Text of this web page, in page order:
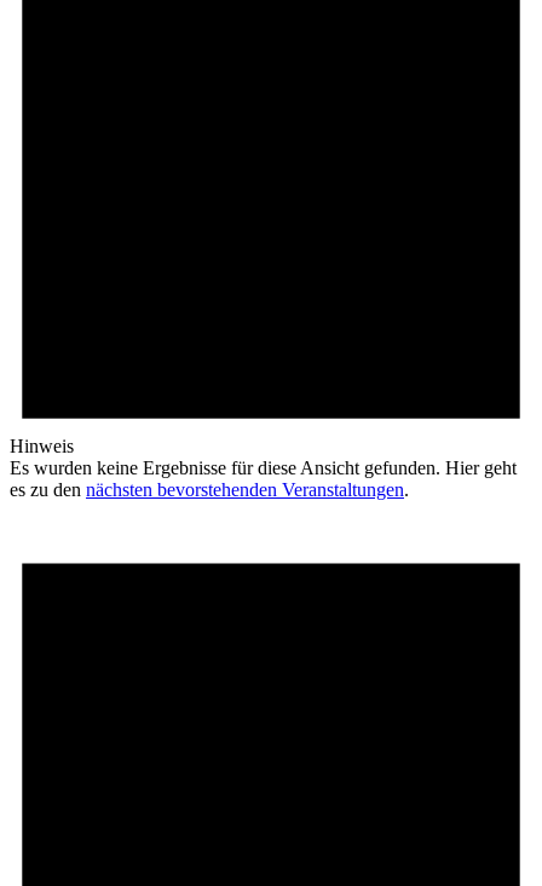
Hinweis
Es wurden keine Ergebnisse für diese Ansicht gefunden. Hier geht
es zu den nächsten bevorstehenden Veranstaltungen.